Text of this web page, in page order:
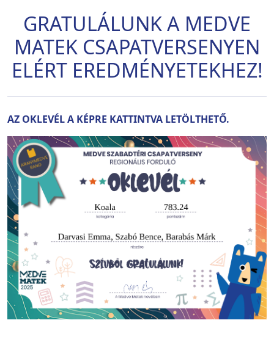
GRATULÁLUNK A MEDVE
MATEK CSAPATVERSENYEN
ELÉRT EREDMÉNYETEKHEZ!
AZ OKLEVÉL A KÉPRE KATTINTVA LETÖLTHETŐ.